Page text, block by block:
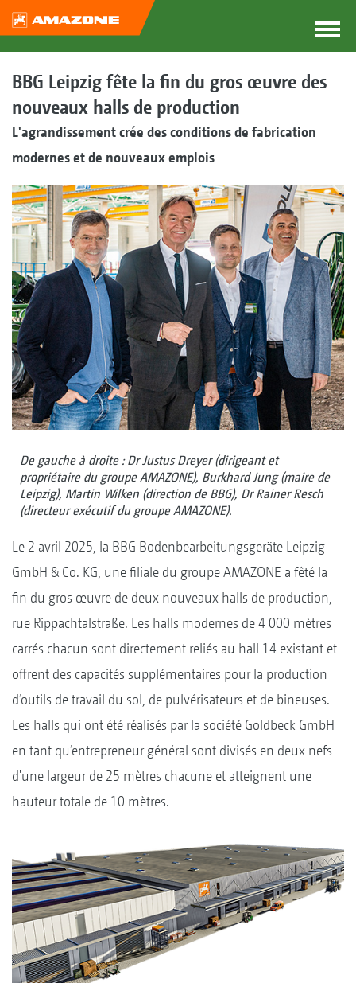
BBG Leipzig fête la fin du gros œuvre des
nouveaux halls de production
L'agrandissement crée des conditions de fabrication
modernes et de nouveaux emplois
De gauche à droite : Dr Justus Dreyer (dirigeant et
propriétaire du groupe AMAZONE), Burkhard Jung (maire de
Leipzig), Martin Wilken (direction de BBG), Dr Rainer Resch
(directeur exécutif du groupe AMAZONE).
Le 2 avril 2025, la BBG Bodenbearbeitungsgeräte Leipzig
GmbH & Co. KG, une filiale du groupe AMAZONE a fêté la
fin du gros œuvre de deux nouveaux halls de production,
rue Rippachtalstraße. Les halls modernes de 4 000 mètres
carrés chacun sont directement reliés au hall 14 existant et
offrent des capacités supplémentaires pour la production
d’outils de travail du sol, de pulvérisateurs et de bineuses.
Les halls qui ont été réalisés par la société Goldbeck GmbH
en tant qu’entrepreneur général sont divisés en deux nefs
d'une largeur de 25 mètres chacune et atteignent une
hauteur totale de 10 mètres.